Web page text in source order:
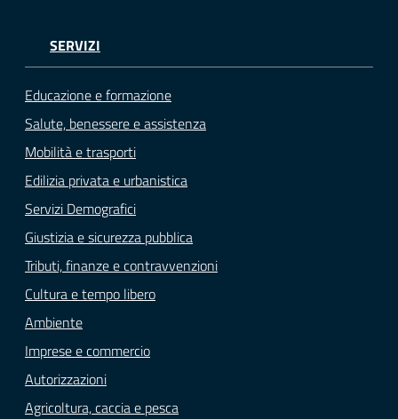
SERVIZI
Educazione e formazione
Salute, benessere e assistenza
Mobilità e trasporti
Edilizia privata e urbanistica
Servizi Demografici
Giustizia e sicurezza pubblica
Tributi, finanze e contravvenzioni
Cultura e tempo libero
Ambiente
Imprese e commercio
Autorizzazioni
Agricoltura, caccia e pesca